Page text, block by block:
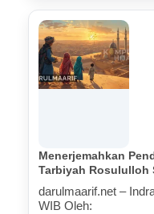
Menerjemahkan
Tarbiyah Rosululloh
Terluka (Bagian IV)
darulmaarif.net –
WIB Oleh: